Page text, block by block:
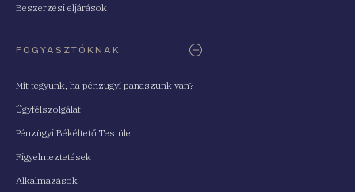
Beszerzési eljárások
FOGYASZTÓKNAK
Mit tegyünk, ha pénzügyi panaszunk van?
Ügyfélszolgálat
Pénzügyi Békéltető Testület
Figyelmeztetések
Alkalmazások